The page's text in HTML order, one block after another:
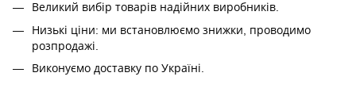
Великий вибір товарів надійних виробників.
Низькі ціни: ми встановлюємо знижки, проводимо
розпродажі.
Виконуємо доставку по Україні.